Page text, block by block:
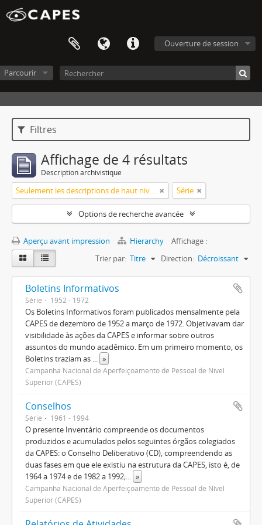
Ouverture de session
Parcourir
Filtres
Affichage de 4 résultats
Description archivistique
Seulement les descriptions de haut niveau Série
Options de recherche avancée
Aperçu avant impression Hierarchy
Affichage :
Trier par: Titre Direction: Décroissant
Boletins Informativos
Série 1952 - 1972
Os Boletins Informativos foram publicados mensalmente pela
CAPES de dezembro de 1952 a março de 1972. Objetivavam dar
visibilidade às ações da CAPES e informar sobre outros
assuntos do mundo acadêmico. Em um primeiro momento, os
Boletins traziam as ... »
Campanha Nacional de Aperfeiçoamento de Pessoal de Nível
Superior (CAPES)
Conselhos
Série 1961 - 1994
O presente Inventário compreende os documentos
produzidos e acumulados pelos seguintes órgãos colegiados
da CAPES: o Conselho Deliberativo (CD), compreendendo as
duas fases em que ele existiu na estrutura da CAPES, isto é, de
1964 a 1974 e de 1982 a 1992;... »
Campanha Nacional de Aperfeiçoamento de Pessoal de Nível
Superior (CAPES)